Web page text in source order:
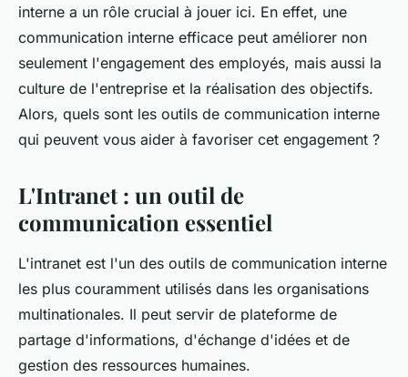
interne a un rôle crucial à jouer ici. En effet, une
communication interne efficace peut améliorer non
seulement l'engagement des employés, mais aussi la
culture de l'entreprise et la réalisation des objectifs.
Alors, quels sont les outils de communication interne
qui peuvent vous aider à favoriser cet engagement ?
L'Intranet : un outil de
communication essentiel
L'intranet est l'un des outils de communication interne
les plus couramment utilisés dans les organisations
multinationales. Il peut servir de plateforme de
partage d'informations, d'échange d'idées et de
gestion des ressources humaines.